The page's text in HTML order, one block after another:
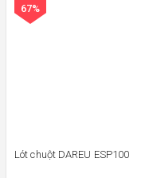
67%
Lót chuột DAREU ESP100